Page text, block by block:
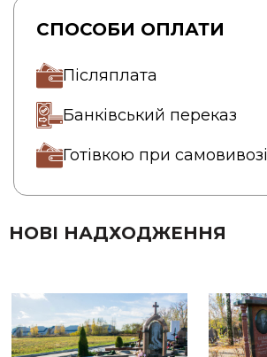
СПОСОБИ ОПЛАТИ
Післяплата
Банківський переказ
Готівкою при самовивозі
НОВІ НАДХОДЖЕННЯ